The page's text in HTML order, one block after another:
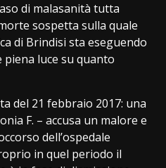
di malasanità tutta
sospetta sulla quale
di Brindisi sta eseguendo
luce su quanto
del 21 febbraio 2017: una
F. – accusa un malore e
dell’ospedale
in quel periodo il